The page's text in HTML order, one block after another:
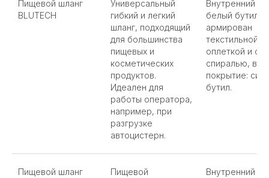
Пищевой шланг
BLUTECH
Универсальный
гибкий и легкий
шланг, подходящий
для большинства
пищевых и
косметических
продуктов.
Идеален для
работы оператора,
например, при
разгрузке
автоцистерн.
Внутренний
белый бутил,
армирован
текстильной
оплеткой и
спиралью,
покрытие:
бутил.
Пищевой шланг
Пищевой
Внутренний